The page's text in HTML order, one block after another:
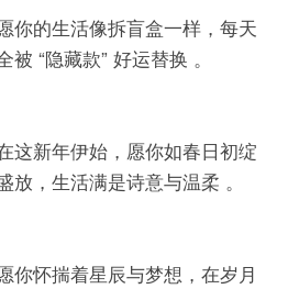
你的生活像拆盲盒一样，每天
“隐藏款” 好运替换 。
这新年伊始，愿你如春日初绽
，生活满是诗意与温柔 。
你怀揣着星辰与梦想，在岁月